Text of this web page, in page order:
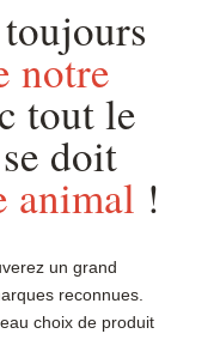
notre
tout le
doit
animal !
un grand
reconnues.
choix de produit